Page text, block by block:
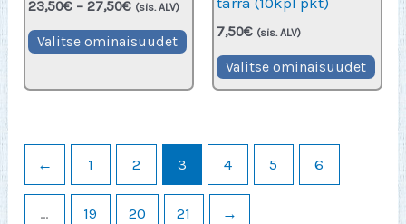
23,50€ – 27,50€Hintaluokka:
-
27,50€
(sis. ALV)
Valitse ominaisuudet Tällä
tuotteella
on
tehdä
valinnat
7,50€ (sis. ALV)
Valitse ominaisuudet
← 1 2 3 4 5 6
… 19 20 21 →